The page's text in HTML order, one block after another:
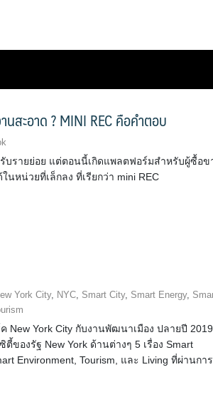
สะอาด ? MINI REC คือคำตอบ
บรายย่อย แต่ตอนนี้เกิดแพลตฟอร์มสำหรับผู้ซื้อข
นหน่วยที่เล็กลง ที่เรียกว่า mini REC
York City, NYC Smart City, Smart Energy,
New York City กับงานพัฒนาเมือง ปลายปี 2019
ของรัฐ New York ด้านต่างๆ 5 เรื่อง Smart
Environment, Tourism, และ Living ที่ผ่านกา